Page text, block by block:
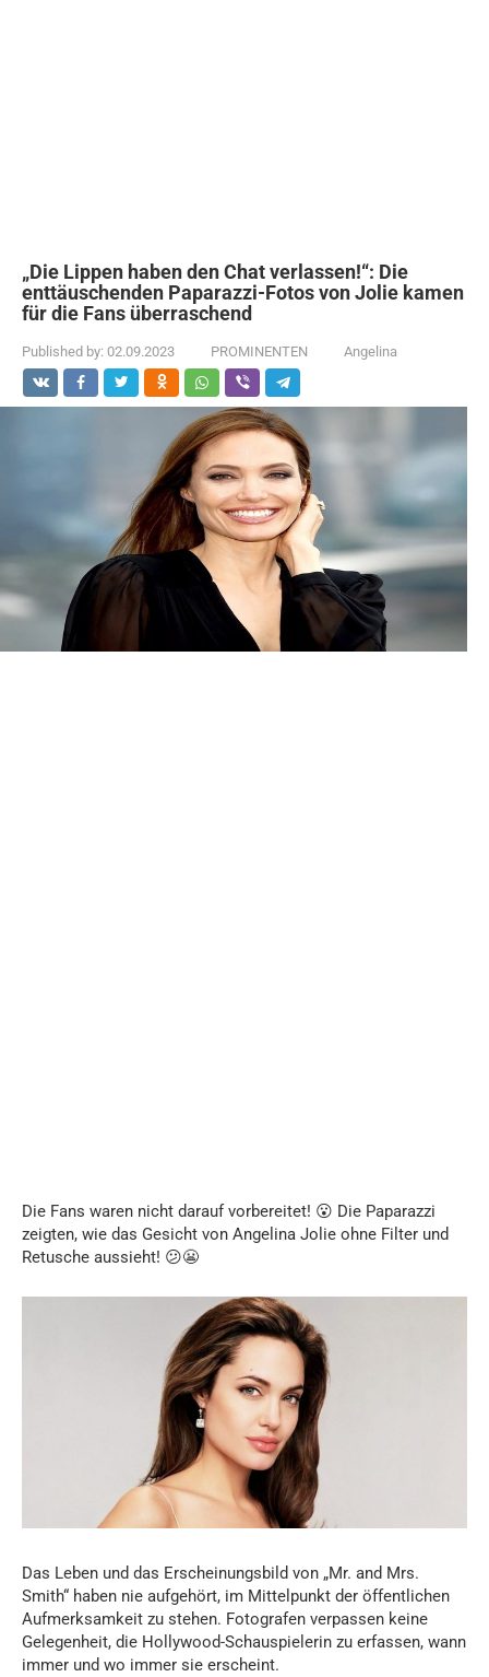
„Die Lippen haben den Chat verlassen!“: Die
enttäuschenden Paparazzi-Fotos von Jolie kamen
für die Fans überraschend
Published by: 02.09.2023 PROMINENTEN Angelina
Die Fans waren nicht darauf vorbereitet! 😮 Die Paparazzi
zeigten, wie das Gesicht von Angelina Jolie ohne Filter und
Retusche aussieht! 😕😬
Das Leben und das Erscheinungsbild von „Mr. and Mrs.
Smith“ haben nie aufgehört, im Mittelpunkt der öffentlichen
Aufmerksamkeit zu stehen. Fotografen verpassen keine
Gelegenheit, die Hollywood-Schauspielerin zu erfassen, wann
immer und wo immer sie erscheint.